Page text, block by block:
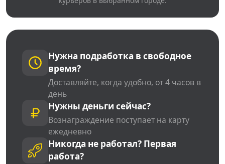
Нужна подработка в свободное
время?
Доставляйте, когда удобно, от 4 часов в
день
Нужны деньги сейчас?
Вознаграждение поступает на карту
ежедневно
Никогда не работал? Первая
работа?